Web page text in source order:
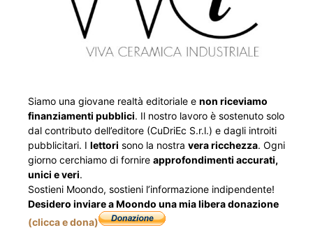
Siamo una giovane realtà editoriale e non riceviamo
finanziamenti pubblici. Il nostro lavoro è sostenuto solo
dal contributo dell’editore (CuDriEc S.r.l.) e dagli introiti
pubblicitari. I lettori sono la nostra vera ricchezza. Ogni
giorno cerchiamo di fornire approfondimenti accurati,
unici e veri.
Sostieni Moondo, sostieni l’informazione indipendente!
Desidero inviare a Moondo una mia libera donazione
(clicca e dona)